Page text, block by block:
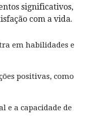
significativos,
com a vida.
em habilidades e
positivas, como
e a capacidade de